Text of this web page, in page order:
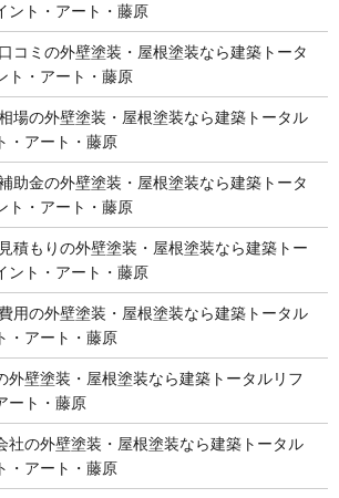
ント・アート・藤原
コミの外壁塗装・屋根塗装なら建築トータ
ト・アート・藤原
場の外壁塗装・屋根塗装なら建築トータル
・アート・藤原
助金の外壁塗装・屋根塗装なら建築トータ
ト・アート・藤原
積もりの外壁塗装・屋根塗装なら建築トー
ント・アート・藤原
用の外壁塗装・屋根塗装なら建築トータル
・アート・藤原
外壁塗装・屋根塗装なら建築トータルリフ
ート・藤原
社の外壁塗装・屋根塗装なら建築トータル
・アート・藤原